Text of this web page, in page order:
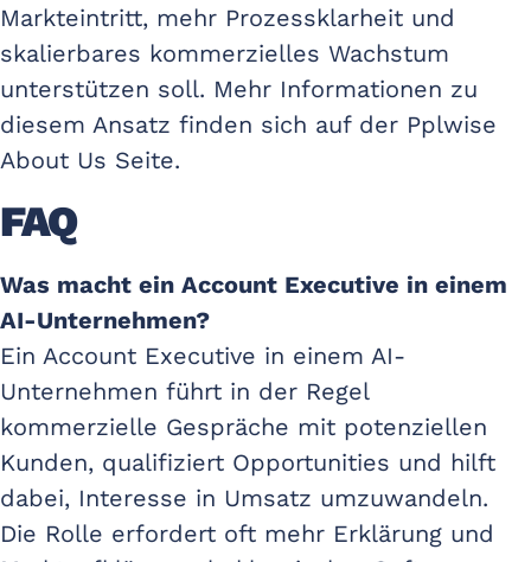
Markteintritt, mehr Prozessklarheit und
skalierbares kommerzielles Wachstum
unterstützen soll. Mehr Informationen zu
diesem Ansatz finden sich auf der Pplwise
About Us Seite.
FAQ
Was macht ein Account Executive in einem
AI-Unternehmen?
Ein Account Executive in einem AI-
Unternehmen führt in der Regel
kommerzielle Gespräche mit potenziellen
Kunden, qualifiziert Opportunities und hilft
dabei, Interesse in Umsatz umzuwandeln.
Die Rolle erfordert oft mehr Erklärung und